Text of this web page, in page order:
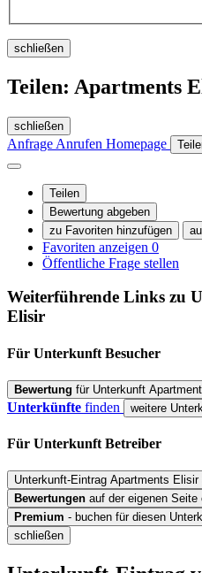
schließen
Teilen: Apartments
schließen
Anfrage Anrufen Homepage
Teilen
Bewertung abgeben
zu Favoriten hinzufügen
Favoriten anzeigen 0
Öffentliche Frage stellen
Weiterführende Links zu
Elisir
Für Unterkunft Besucher
Bewertung für Unterkunft
Unterkünfte finden weitere
Für Unterkunft Betreiber
Unterkunft-Eintrag Apartments Elisir
Bewertungen auf der eigenen Seite
Premium - buchen für diesen
schließen